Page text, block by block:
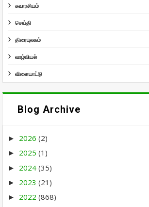
சுவாரசியம்
செய்தி
திரையுலகம்
வாழ்வியல்
விளையாட்டு
Blog Archive
► 2026 (2)
► 2025 (1)
► 2024 (35)
► 2023 (21)
► 2022 (868)